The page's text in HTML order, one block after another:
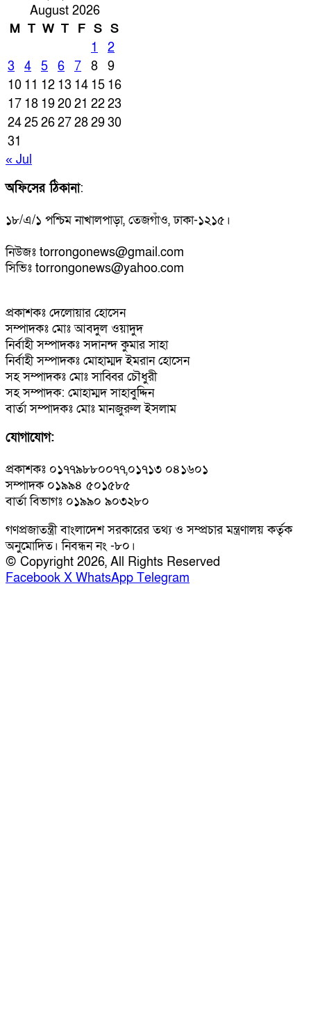
August 2026
M T W T F S S
1
2
3
4 5 6 7 8
9
10 11 12 13 14 15 16
17 18 192021 2223
24252627282930
31
« Jul
অফিসের ঠিকানা:
১৮/এ/১ পশ্চিম নাখালপাড়া, তেজগাঁও, ঢাকা-১২১৫।
নিউজঃ torrongonews@gmail.com
সিভিঃ torrongonews@yahoo.com
প্রকাশকঃ দেলোয়ার হোসেন
সম্পাদকঃ মোঃ আবদুল ওয়াদুদ
নির্বাহী সম্পাদকঃ সদানন্দ কুমার সাহা
নির্বাহী সম্পাদকঃ মোহাম্মদ ইমরান হোসেন
সহ সম্পাদকঃ মোঃ সাব্বির চৌধুরী
সহ সম্পাদক: মোহাম্মদ সাহাবুদ্দিন
বার্তা সম্পাদকঃ মোঃ মানজুরুল ইসলাম
যোগাযোগ:
প্রকাশকঃ ০১৭৭৯৮৮০০৭৭,০১৭১৩ ০৪১৬০১
সম্পাদক ০১৯৯৪ ৫০১৫৮৫
বার্তা বিভাগঃ ০১৯৯০ ৯০৩২৮০
গণপ্রজাতন্ত্রী বাংলাদেশ সরকারের তথ্য ও সম্প্রচার মন্ত্রণালয় কর্তৃক
অনুমোদিত। নিবন্ধন নং -৮০।
© Copyright 2026, All Rights Reserved
Facebook X WhatsApp Telegram